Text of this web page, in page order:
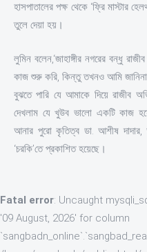
হাসপাতালের পক্ষ থেকে ‘ফ্রি মাস্টার
তুলে দেয়া হয়।
লুমিন বলেন,‘জাহাঙ্গীর নগরের বন্ধু
কাজ শুরু করি, কিন্তু তখনও আমি
বুঝতে পারি যে আমাকে দিয়ে রাজীব
দেখলাম যে খুউব ভালো একটি কাজ
আনার পুরো কৃতিত্ব ডা. আশীষ দাদার,
‘চরকি’তে প্রকাশিত হয়েছে।
Fatal error: Uncaught
'09 August, 2026' for column